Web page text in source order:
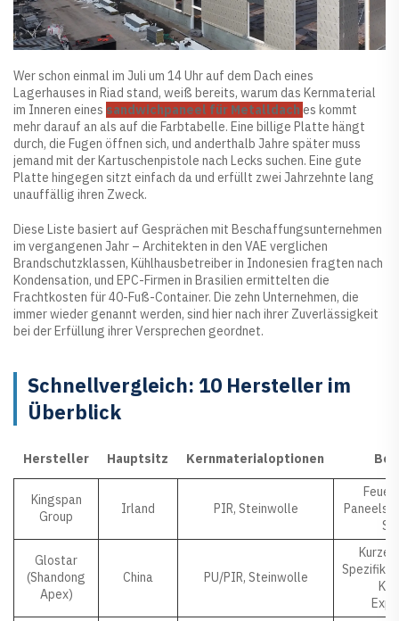
Wer schon einmal im Juli um 14 Uhr auf dem Dach eines
Lagerhauses in Riad stand, weiß bereits, warum das Kernmaterial
im Inneren eines sandwichpaneel für Metalldach es kommt
mehr darauf an als auf die Farbtabelle. Eine billige Platte hängt
durch, die Fugen öffnen sich, und anderthalb Jahre später muss
jemand mit der Kartuschenpistole nach Lecks suchen. Eine gute
Platte hingegen sitzt einfach da und erfüllt zwei Jahrzehnte lang
unauffällig ihren Zweck.
Diese Liste basiert auf Gesprächen mit Beschaffungsunternehmen
im vergangenen Jahr – Architekten in den VAE verglichen
Brandschutzklassen, Kühlhausbetreiber in Indonesien fragten nach
Kondensation, und EPC-Firmen in Brasilien ermittelten die
Frachtkosten für 40-Fuß-Container. Die zehn Unternehmen, die
immer wieder genannt werden, sind hier nach ihrer Zuverlässigkeit
bei der Erfüllung ihrer Versprechen geordnet.
Schnellvergleich: 10 Hersteller im
Überblick
Hersteller Hauptsitz Kernmaterialoptionen
Kingspan
Group
Irland PIR, Steinwolle
Glostar
(Shandong
Apex)
China PU/PIR, Steinwolle
Kurze